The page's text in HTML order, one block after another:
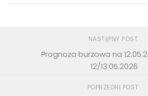
NASTĘPNY POST
Prognoza burzowa na
12/13.05.2026
POPRZEDNI POST